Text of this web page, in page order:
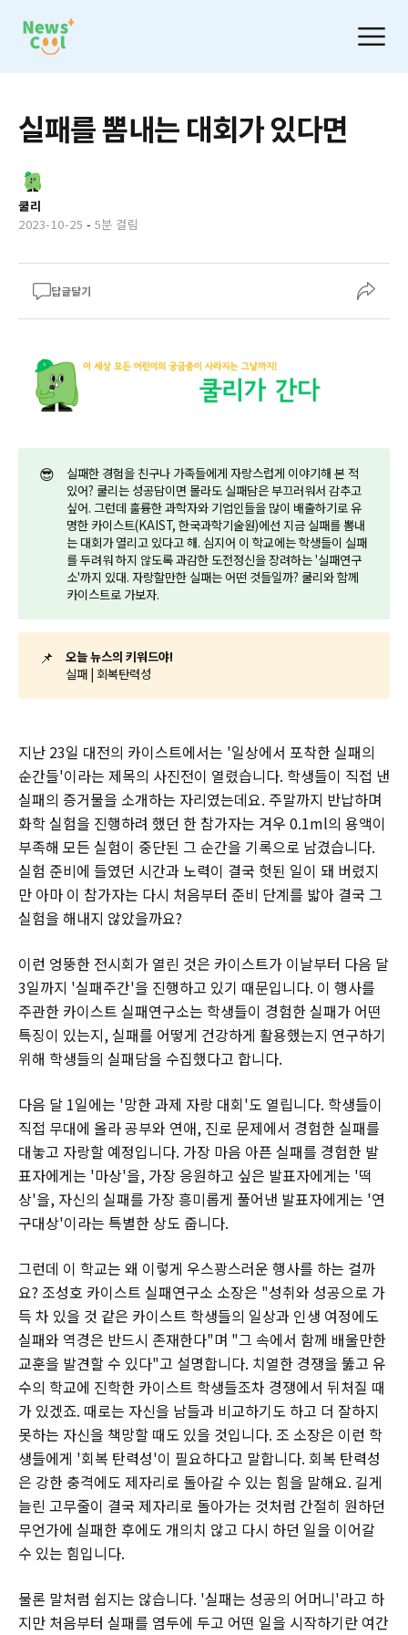
실패를 뽐내는 대회가 있다면
쿨리
2023-10-25 - 5분 걸림
답글달기
😎
실패한 경험을 친구나 가족들에게 자랑스럽게 이야기해 본 적
있어? 쿨리는 성공담이면 몰라도 실패담은 부끄러워서 감추고
싶어. 그런데 훌륭한 과학자와 기업인들을 많이 배출하기로 유
명한 카이스트(KAIST, 한국과학기술원)에선 지금 실패를 뽐내
는 대회가 열리고 있다고 해. 심지어 이 학교에는 학생들이 실패
를 두려워 하지 않도록 과감한 도전정신을 장려하는 '실패연구
소'까지 있대. 자랑할만한 실패는 어떤 것들일까? 쿨리와 함께
카이스트로 가보자.
📌
오늘 뉴스의 키워드야!
실패 | 회복탄력성
지난 23일 대전의 카이스트에서는 '일상에서 포착한 실패의
순간들'이라는 제목의 사진전이 열렸습니다. 학생들이 직접 낸
실패의 증거물을 소개하는 자리였는데요. 주말까지 반납하며
화학 실험을 진행하려 했던 한 참가자는 겨우 0.1ml의 용액이
부족해 모든 실험이 중단된 그 순간을 기록으로 남겼습니다.
실험 준비에 들였던 시간과 노력이 결국 헛된 일이 돼 버렸지
만 아마 이 참가자는 다시 처음부터 준비 단계를 밟아 결국 그
실험을 해내지 않았을까요?
이런 엉뚱한 전시회가 열린 것은 카이스트가 이날부터 다음 달
3일까지 '실패주간'을 진행하고 있기 때문입니다. 이 행사를
주관한 카이스트 실패연구소는 학생들이 경험한 실패가 어떤
특징이 있는지, 실패를 어떻게 건강하게 활용했는지 연구하기
위해 학생들의 실패담을 수집했다고 합니다.
다음 달 1일에는 '망한 과제 자랑 대회'도 열립니다. 학생들이
직접 무대에 올라 공부와 연애, 진로 문제에서 경험한 실패를
대놓고 자랑할 예정입니다. 가장 마음 아픈 실패를 경험한 발
표자에게는 '마상'을, 가장 응원하고 싶은 발표자에게는 '떡
상'을, 자신의 실패를 가장 흥미롭게 풀어낸 발표자에게는 '연
구대상'이라는 특별한 상도 줍니다.
그런데 이 학교는 왜 이렇게 우스꽝스러운 행사를 하는 걸까
요? 조성호 카이스트 실패연구소 소장은 "성취와 성공으로 가
득 차 있을 것 같은 카이스트 학생들의 일상과 인생 여정에도
실패와 역경은 반드시 존재한다"며 "그 속에서 함께 배울만한
교훈을 발견할 수 있다"고 설명합니다. 치열한 경쟁을 뚫고 유
수의 학교에 진학한 카이스트 학생들조차 경쟁에서 뒤처질 때
가 있겠죠. 때로는 자신을 남들과 비교하기도 하고 더 잘하지
못하는 자신을 책망할 때도 있을 것입니다. 조 소장은 이런 학
생들에게 '회복 탄력성'이 필요하다고 말합니다. 회복 탄력성
은 강한 충격에도 제자리로 돌아갈 수 있는 힘을 말해요. 길게
늘린 고무줄이 결국 제자리로 돌아가는 것처럼 간절히 원하던
무언가에 실패한 후에도 개의치 않고 다시 하던 일을 이어갈
수 있는 힘입니다.
물론 말처럼 쉽지는 않습니다. '실패는 성공의 어머니'라고 하
지만 처음부터 실패를 염두에 두고 어떤 일을 시작하기란 여간